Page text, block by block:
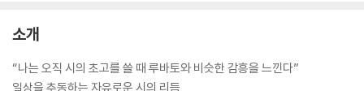
소개
“나는 오직 시의 초고를 쓸 때 루바토와 비슷한 감흥을 느낀다”
일상을 추동하는 자유로운 시의 리듬